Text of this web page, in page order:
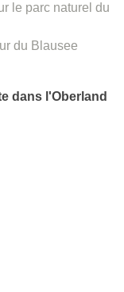
le parc naturel du
du Blausee
dans l'Oberland